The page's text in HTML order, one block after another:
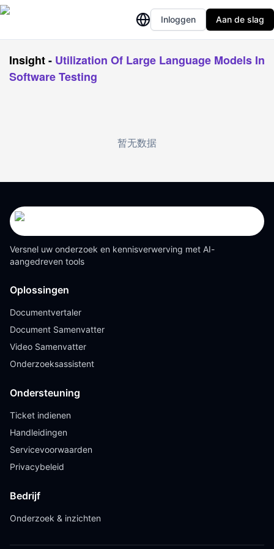
Inloggen Aan de slag
Insight- Utilization Of Large Language Models In
Software Testing
暂无数据
Versnel uw onderzoek en kennisverwerving met AI-
aangedreven tools
Oplossingen
Documentvertaler
Document Samenvatter
Video Samenvatter
Onderzoeksassistent
Ondersteuning
Ticket indienen
Handleidingen
Servicevoorwaarden
Privacybeleid
Bedrijf
Onderzoek & inzichten